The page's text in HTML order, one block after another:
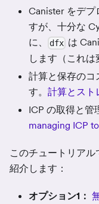
Canister をデプ
すが、十分な
に、
dfx は
します（これは
計算と保存のコ
す。 計算とスト
ICP の取得と管
managing ICP
このチュートリア
紹介します：
オプション1：